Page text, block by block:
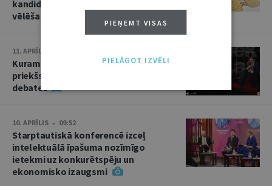
kandidāta izvirzīšana un divas
vēlēšanas
11. APRĪLIS • 15:02
Kuram jābūt Augstākās tiesas
priekšsēdētājam? Kandidātu
debates
10. APRĪLIS • 09:52
Starptautiskā konferencē izceļ
intelektuālā īpašuma nozīmīgo
ietekmi uz konkurētspēju un
ekonomisko izaugsmi
PIEŅEMT VISAS
PIELĀGOT IZVĒLI